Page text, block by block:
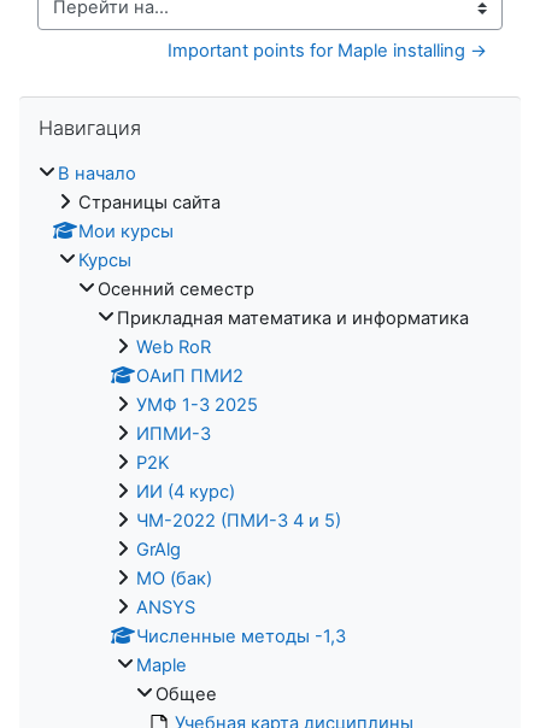
Перейти на...
Important points for Maple installing →
Навигация
В начало
Страницы сайта
Мои курсы
Курсы
Осенний семестр
Прикладная математика и информатика
Web RoR
ОАиП ПМИ2
УМФ 1-3 2025
ИПМИ-3
P2K
ИИ (4 курс)
ЧМ-2022 (ПМИ-3 4 и 5)
GrAlg
МО (бак)
ANSYS
Численные методы -1,3
Maple
Общее
Учебная карта дисциплины